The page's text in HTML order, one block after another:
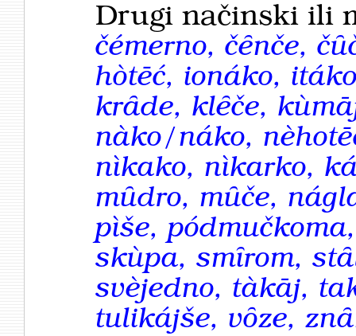
Drugi načinski ili
čémerno, čȇnče,
hòtēć, ionáko,
krȃde, klȇče,
nàko/náko,
nìkako, nìkarko,
mȗdro, mȗče,
pìše,
skùpa, smȋrom,
svèjedno, tàkāj,
tulikájše, vȏze,